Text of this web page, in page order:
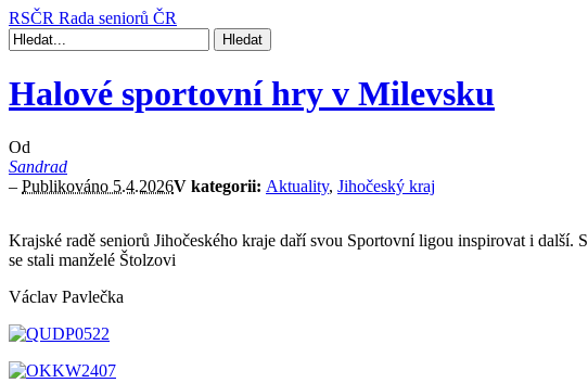
RSČR Rada seniorů ČR
Halové sportovní hry v Milevsku
Od
Sandrad
– Publikováno 5.4.2026V kategorii: Aktuality, Jihočeský kraj
Krajské radě seniorů Jihočeského kraje daří svou Sportovní ligou inspirovat i
se stali manželé Štolzovi
Václav Pavlečka